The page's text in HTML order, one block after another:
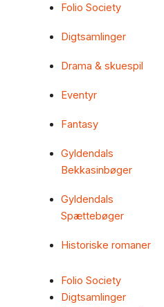
Folio Society
Digtsamlinger
Drama & skuespil
Eventyr
Fantasy
Gyldendals
Bekkasinbøger
Gyldendals
Spættebøger
Historiske romaner
Folio Society
Digtsamlinger